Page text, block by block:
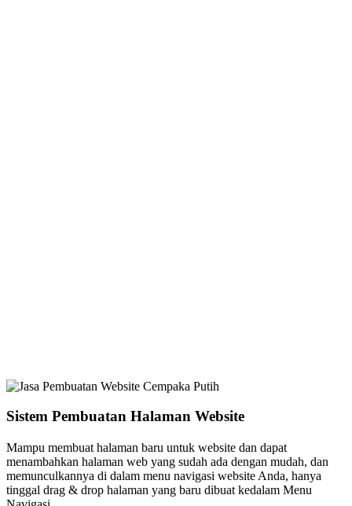
Sistem Pembuatan Halaman Website
Mampu membuat halaman baru untuk website dan dapat
menambahkan halaman web yang sudah ada dengan mudah, dan
memunculkannya di dalam menu navigasi website Anda, hanya
tinggal drag & drop halaman yang baru dibuat kedalam Menu